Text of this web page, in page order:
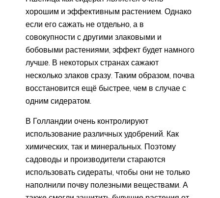
хорошим и эффективным растением. Однако
если его сажать не отдельно, а в
совокупности с другими злаковыми и
бобовыми растениями, эффект будет намного
лучше. В некоторых странах сажают
несколько злаков сразу. Таким образом, почва
восстановится ещё быстрее, чем в случае с
одним сидератом.
В Голландии очень контролируют
использование различных удобрений. Как
химических, так и минеральных. Поэтому
садоводы и производители стараются
использовать сидераты, чтобы они не только
наполнили почву полезными веществами. А